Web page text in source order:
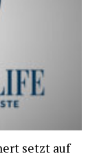
setzt auf